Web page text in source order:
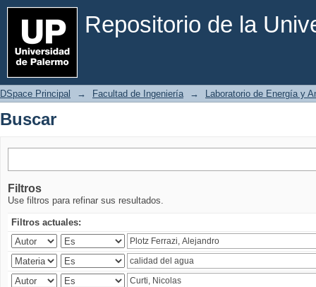
Repositorio de la
Buscar
DSpace Principal → Facultad de Ingeniería → Laboratorio de Energía y
Buscar
Filtros
Use filtros para refinar sus resultados.
Filtros actuales: